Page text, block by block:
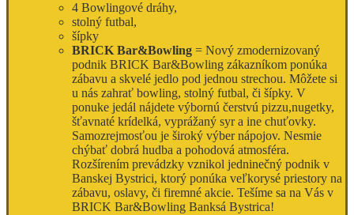
4 Bowlingové dráhy,
stolný futbal,
šípky
BRICK Bar&Bowling = Nový zmodernizovaný
podnik BRICK Bar&Bowling zákazníkom ponúka
zábavu a skvelé jedlo pod jednou strechou. Môžete si
u nás zahrať bowling, stolný futbal, či šípky. V
ponuke jedál nájdete výbornú čerstvú pizzu,nugetky,
šťavnaté krídelká, vyprážaný syr a ine chuťovky.
Samozrejmosťou je široký výber nápojov. Nesmie
chýbať dobrá hudba a pohodová atmosféra.
Rozšírením prevádzky vznikol jedninečný podnik v
Banskej Bystrici, ktorý ponúka veľkorysé priestory na
zábavu, oslavy, či firemné akcie. Tešíme sa na Vás v
BRICK Bar&Bowling Banksá Bystrica!